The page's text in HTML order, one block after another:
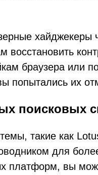
хайджекеры
восстановить
браузера или
попытались их
поисковых
такие как
для
платформ, вы